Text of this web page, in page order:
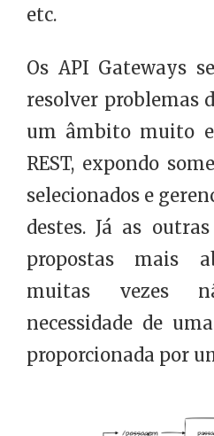
etc.
Os API Gateways
resolver problemas
um âmbito muito
REST, expondo
selecionados e
destes. Já as
propostas mais
muitas vezes
necessidade de
proporcionada por